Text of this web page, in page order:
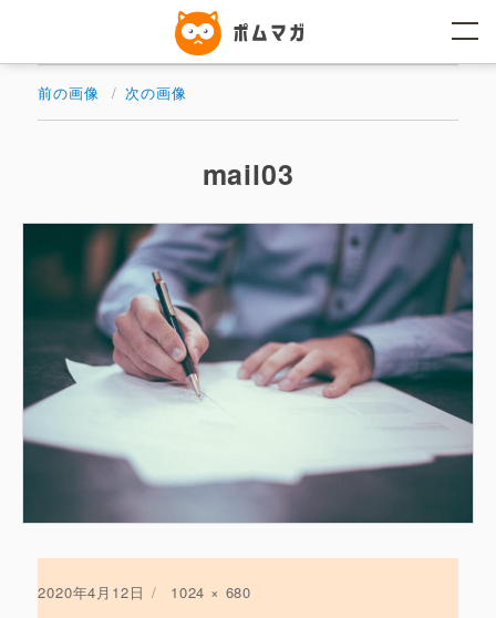
ン
前の画像 次の画像
mail03
投
2020年4月12日
フ
1024 × 680